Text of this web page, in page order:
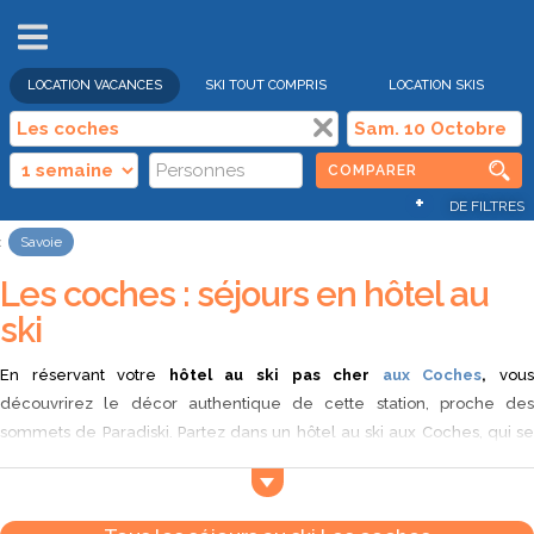
LOCATION VACANCES SKI TOUT COMPRIS LOCATION SKIS
COMPARER
+ DE FILTRES
Savoie
Les coches : séjours en hôtel au
ski
En réservant votre hôtel au ski pas cher aux Coches, vous
découvrirez le décor authentique de cette station, proche des
sommets de Paradiski. Partez dans un hôtel au ski aux Coches, qui se
douceur de vivre et située sur un plateau baigné de soleil. Vous
apprécierez les commerces de la station qui participent à la vie du